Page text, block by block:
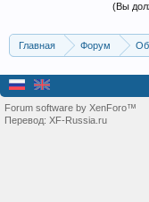
(Вы
Главная Форум
Forum software by XenForo™
Перевод: XF-Russia.ru